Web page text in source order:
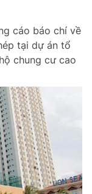
cáo báo chí về
tại dự án tổ
chung cư cao